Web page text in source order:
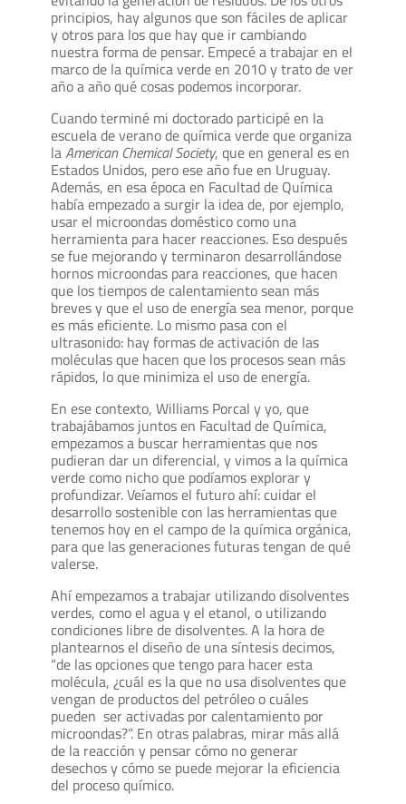
principios, hay algunos que son fáciles de aplicar
y otros para los que hay que ir cambiando
nuestra forma de pensar. Empecé a trabajar en el
marco de la química verde en 2010 y trato de ver
año a año qué cosas podemos incorporar.
Cuando terminé mi doctorado participé en la
escuela de verano de química verde que organiza
laAmerican Chemical Society, que en general es en
Estados Unidos, pero ese año fue en Uruguay.
Además, en esa época en Facultad de Química
había empezado a surgir la idea de, por ejemplo,
usar el microondas doméstico como una
herramienta para hacer reacciones. Eso después
se fue mejorando y terminaron desarrollándose
hornos microondas para reacciones, que hacen
que los tiempos de calentamiento sean más
breves y que el uso de energía sea menor, porque
es más eficiente. Lo mismo pasa con el
ultrasonido: hay formas de activación de las
moléculas que hacen que los procesos sean más
rápidos, lo que minimiza el uso de energía.
En ese contexto, Williams Porcal y yo, que
trabajábamos juntos en Facultad de Química,
empezamos a buscar herramientas que nos
pudieran dar un diferencial, y vimos a la química
verde como nicho que podíamos explorar y
profundizar. Veíamos el futuro ahí: cuidar el
desarrollo sostenible con las herramientas que
tenemos hoy en el campo de la química orgánica,
para que las generaciones futuras tengan de qué
valerse.
Ahí empezamos a trabajar utilizando disolventes
verdes, como el agua y el etanol, o utilizando
condiciones libre de disolventes. A la hora de
plantearnos el diseño de una síntesis decimos,
“de las opciones que tengo para hacer esta
molécula, ¿cuál es la que no usa disolventes que
vengan de productos del petróleo o cuáles
pueden ser activadas por calentamiento por
microondas?”. En otras palabras, mirar más allá
de la reacción y pensar cómo no generar
desechos y cómo se puede mejorar la eficiencia
del proceso químico.